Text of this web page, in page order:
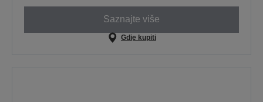
Saznajte više
Gdje kupiti